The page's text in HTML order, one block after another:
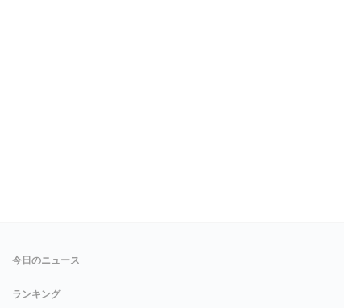
今日のニュース
ランキング